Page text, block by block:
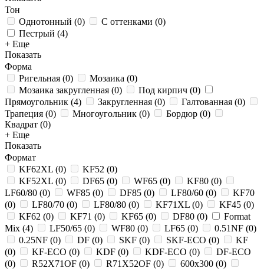
Тон
Однотонный (0) С оттенками (0)
Пестрый (4)
+ Еще
Показать
Форма
Ригельная (0) Мозаика (0)
Мозаика закругленная (0) Под кирпич (0)
Прямоугольник (4) Закругленная (0) Галтованная (0)
Трапеция (0) Многоугольник (0) Бордюр (0)
Квадрат (0)
+ Еще
Показать
Формат
KF62XL (0) KF52 (0)
KF52XL (0) DF65 (0) WF65 (0) KF80 (0)
LF60/80 (0) WF85 (0) DF85 (0) LF80/60 (0)
KF70
(0) LF80/70 (0) LF80/80 (0) KF71XL (0) KF45 (0)
KF62 (0) KF71 (0) KF65 (0) DF80 (0)
Format
Mix (4) LF50/65 (0) WF80 (0) LF65 (0) 0.51NF (0)
0.25NF (0) DF (0) SKF (0) SKF-ECO (0)
KF
(0) KF-ECO (0) KDF (0) KDF-ECO (0)
DF-ECO
(0) R52X71OF (0) R71X52OF (0) 600x300 (0)